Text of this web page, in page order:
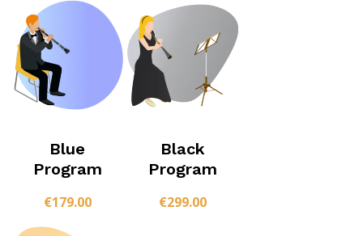
Blue
Program
€179.00
Black
Program
€299.00